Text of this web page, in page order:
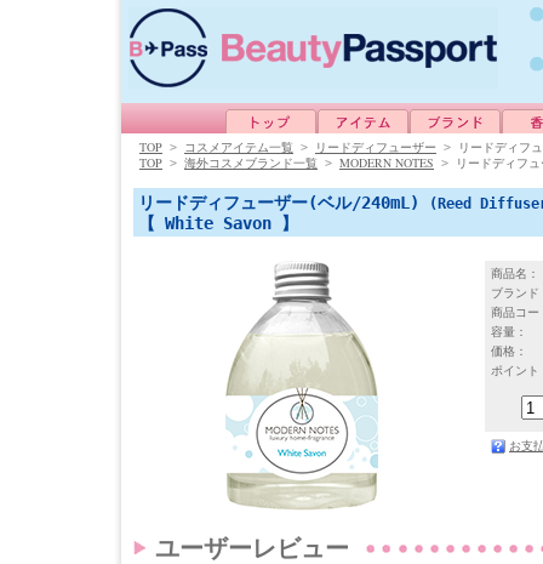
TOP > コスメアイテム一覧 > リードディフューザー > リードディフ
TOP > 海外コスメブランド一覧 > MODERN NOTES > リードディフ
リードディフューザー(ベル/240mL) (Reed
【 White Savon 】
商品名：
ブランド
商品コー
容量：
価格：
ポイント
お支
ユーザーレビュー